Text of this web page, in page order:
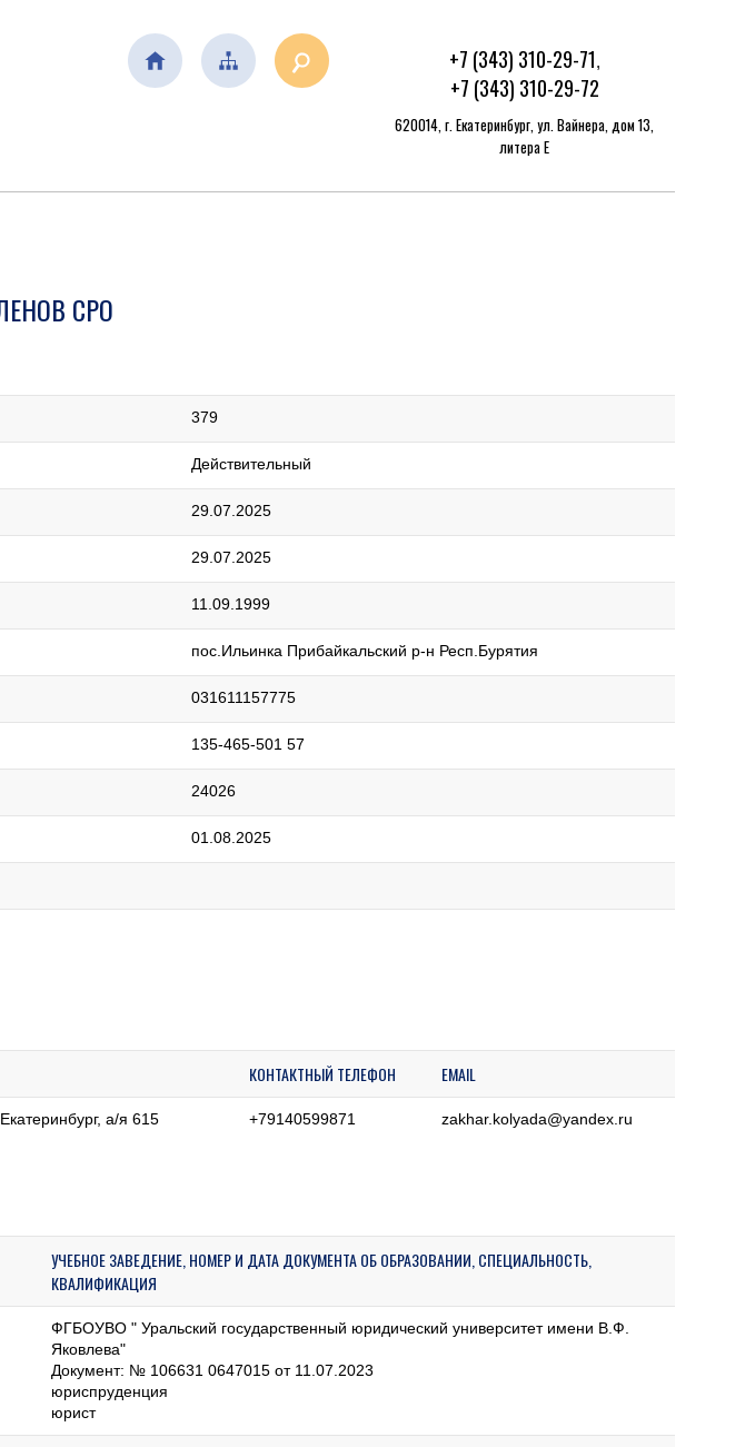
+7 (343) 310-29-71,
+7 (343) 310-29-72
620014, г. Екатеринбург, ул. Вайнера, дом 13,
литера Е
СРО
379
Действительный
29.07.2025
29.07.2025
11.09.1999
пос.Ильинка Прибайкальский р-н Респ.Бурятия
031611157775
135-465-501 57
24026
01.08.2025
КОНТАКТНЫЙ ТЕЛЕФОН EMAIL
а/я 615 +79140599871 zakhar.kolyada@yandex.ru
УЧЕБНОЕ ЗАВЕДЕНИЕ, НОМЕР И ДАТА ДОКУМЕНТА ОБ ОБРАЗОВАНИИ, СПЕЦИАЛЬНОСТЬ,
КВАЛИФИКАЦИЯ
ФГБОУВО " Уральский государственный юридический университет имени В.Ф.
Яковлева"
Документ: № 106631 0647015 от 11.07.2023
юриспруденция
юрист